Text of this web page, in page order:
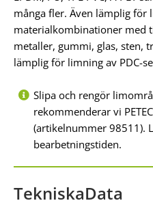
många fler. Även lämplig för
materialkombinationer med
metaller, gummi, glas, sten,
lämplig för limning av PDC-
Slipa och rengör
rekommenderar vi
(artikelnummer 98511).
bearbetningstiden.
TekniskaData